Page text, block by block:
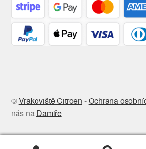
©Vrakoviště Citroën -Ochrana
nás na Damiře